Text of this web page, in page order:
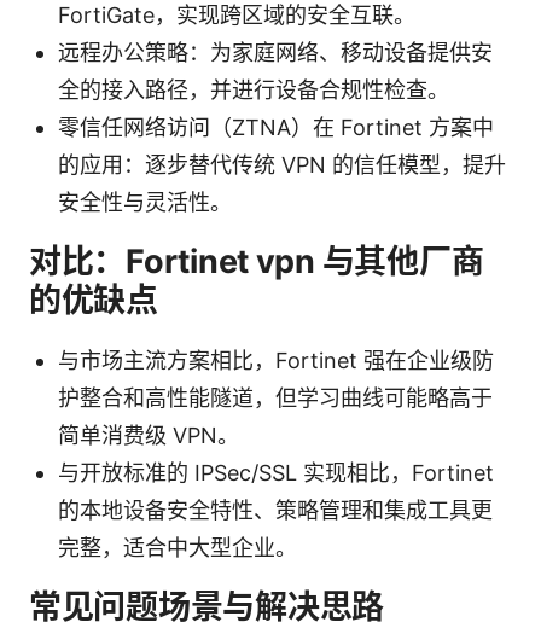
FortiGate，实现跨区域的安全互联。
远程办公策略：为家庭网络、移动设备提供安
全的接入路径，并进行设备合规性检查。
零信任网络访问（ZTNA）在 Fortinet 方案中
的应用：逐步替代传统 VPN 的信任模型，提升
安全性与灵活性。
对比：Fortinet vpn 与其他厂商
的优缺点
与市场主流方案相比，Fortinet 强在企业级防
护整合和高性能隧道，但学习曲线可能略高于
简单消费级 VPN。
与开放标准的 IPSec/SSL 实现相比，Fortinet
的本地设备安全特性、策略管理和集成工具更
完整，适合中大型企业。
常见问题场景与解决思路